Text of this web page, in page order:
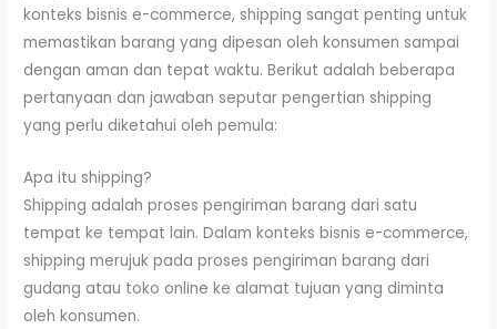
konteks bisnis e-commerce, shipping sangat penting untuk
memastikan barang yang dipesan oleh konsumen sampai
dengan aman dan tepat waktu. Berikut adalah beberapa
pertanyaan dan jawaban seputar pengertian shipping
yang perlu diketahui oleh pemula:
Apa itu shipping?
Shipping adalah proses pengiriman barang dari satu
tempat ke tempat lain. Dalam konteks bisnis e-commerce,
shipping merujuk pada proses pengiriman barang dari
gudang atau toko online ke alamat tujuan yang diminta
oleh konsumen.